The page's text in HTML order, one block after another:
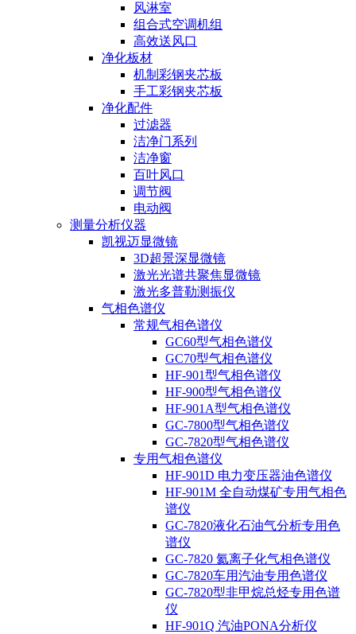
风淋室
组合式空调机组
高效送风口
净化板材
机制彩钢夹芯板
手工彩钢夹芯板
净化配件
过滤器
洁净门系列
洁净窗
百叶风口
调节阀
电动阀
测量分析仪器
凯视迈显微镜
3D超景深显微镜
激光光谱共聚焦显微镜
激光多普勒测振仪
气相色谱仪
常规气相色谱仪
GC60型气相色谱仪
GC70型气相色谱仪
HF-901型气相色谱仪
HF-900型气相色谱仪
HF-901A型气相色谱仪
GC-7800型气相色谱仪
GC-7820型气相色谱仪
专用气相色谱仪
HF-901D 电力变压器油色谱仪
HF-901M 全自动煤矿专用气相色
谱仪
GC-7820液化石油气分析专用色
谱仪
GC-7820 氦离子化气相色谱仪
GC-7820车用汽油专用色谱仪
GC-7820型非甲烷总烃专用色谱
仪
HF-901Q 汽油PONA分析仪